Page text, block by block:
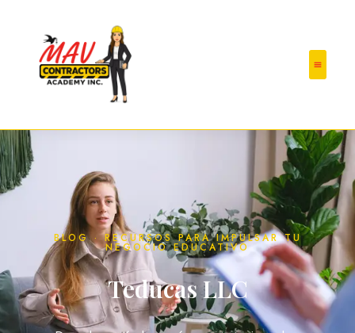
BLOG · RECURSOS PARA IMPULSAR TU
NEGOCIO EDUCATIVO
Teducas LLC